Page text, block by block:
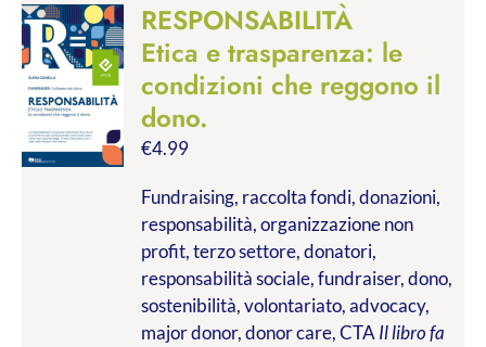
RESPONSABILITÀ
Etica e trasparenza: le
condizioni che reggono il
dono.
€4.99
Fundraising, raccolta fondi, donazioni,
responsabilità, organizzazione non
profit, terzo settore, donatori,
responsabilità sociale, fundraiser, dono,
sostenibilità, volontariato, advocacy,
major donor, donor care, CTA Il libro fa